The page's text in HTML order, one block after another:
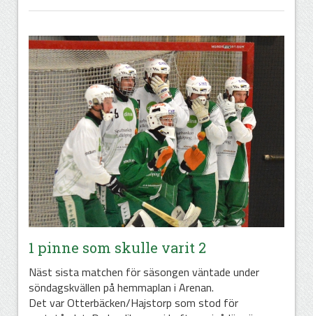
1 pinne som skulle varit 2
Näst sista matchen för säsongen väntade under
söndagskvällen på hemmaplan i Arenan.
Det var Otterbäcken/Hajstorp som stod för